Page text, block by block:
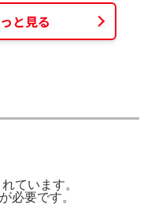
と見る
ています。
が必要です。